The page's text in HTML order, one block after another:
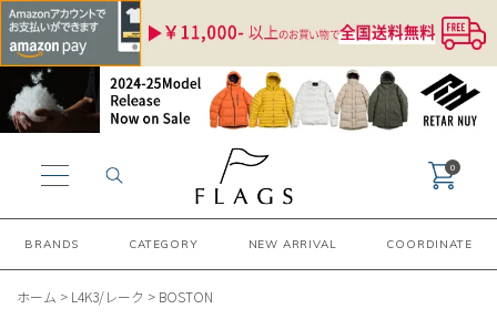
BRANDS CATEGORY NEW ARRIVAL COORDINATE
0
ホーム > L4K3/レーク > BOSTON